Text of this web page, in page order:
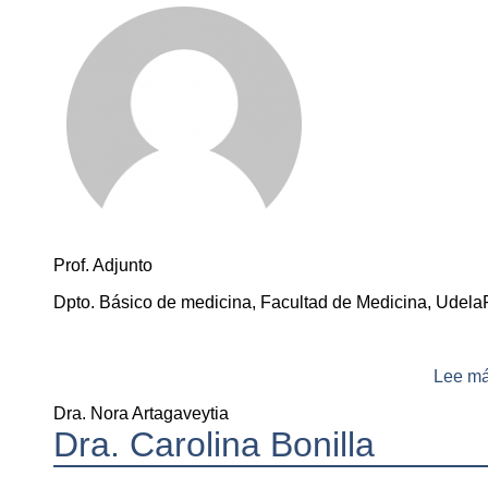
Prof. Adjunto
Dpto. Básico de medicina, Facultad de Medicina,
Lee
Dra. Nora Artagaveytia
Dra. Carolina Bonilla